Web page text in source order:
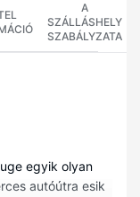
A
SZÁLLÁSHELY
SZABÁLYZATA
egyik olyan
autóútra esik